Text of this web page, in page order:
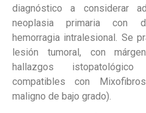
diagnóstico a considerar
neoplasia primaria con
hemorragia intralesional. Se
lesión tumoral, con
hallazgos istopatológico
compatibles con
maligno de bajo grado).